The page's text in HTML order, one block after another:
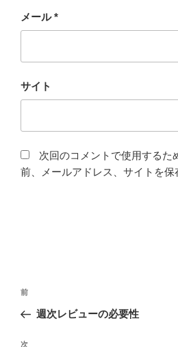
メール*
サイト
次回のコメントで使用するた
前、メールアドレス、サイトを保
投
ナ
ビ
前
の
稿
前
週次レビューの必要性
次